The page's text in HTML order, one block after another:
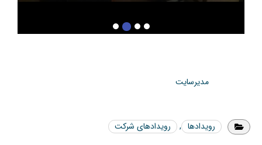
مدیرسایت
رویدادها , رویدادهای شرکت